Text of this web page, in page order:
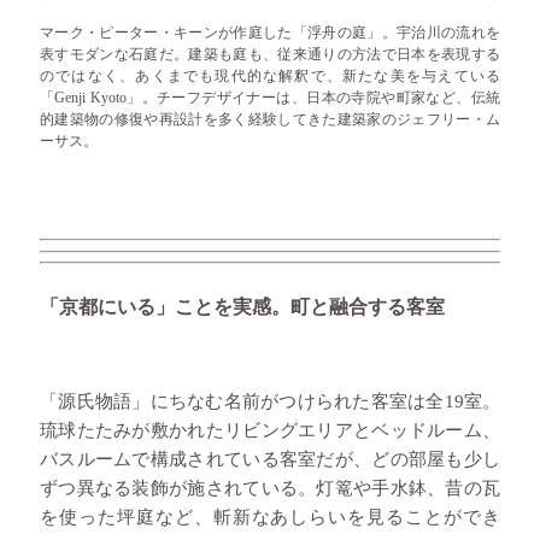
マーク・ピーター・キーンが作庭した「浮舟の庭」。宇治川の流れを
表すモダンな石庭だ。建築も庭も、従来通りの方法で日本を表現する
のではなく、あくまでも現代的な解釈で、新たな美を与えている
「Genji Kyoto」。チーフデザイナーは、日本の寺院や町家など、伝統
的建築物の修復や再設計を多く経験してきた建築家のジェフリー・ム
ーサス。
「京都にいる」ことを実感。町と融合する客室
「源氏物語」にちなむ名前がつけられた客室は全19室。
琉球たたみが敷かれたリビングエリアとベッドルーム、
バスルームで構成されている客室だが、どの部屋も少し
ずつ異なる装飾が施されている。灯篭や手水鉢、昔の瓦
を使った坪庭など、斬新なあしらいを見ることができ